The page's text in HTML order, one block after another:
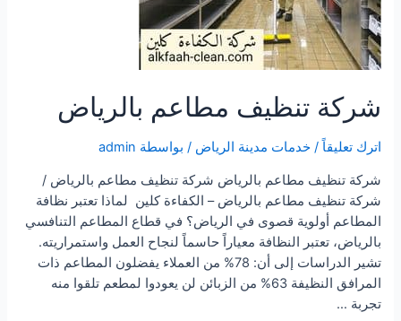
شركة تنظيف مطاعم بالرياض
اترك تعليقاً /خدمات مدينة الرياض / بواسطة admin
شركة تنظيف مطاعم بالرياض شركة تنظيف مطاعم بالرياض /
شركة تنظيف مطاعم بالرياض – الكفاءة كلين لماذا تعتبر نظافة
المطاعم أولوية قصوى في الرياض؟ في قطاع المطاعم التنافسي
بالرياض، تعتبر النظافة معياراً حاسماً لنجاح العمل واستمراريته.
تشير الدراسات إلى أن: 78% من العملاء يفضلون المطاعم ذات
المرافق النظيفة 63% من الزبائن لن يعودوا لمطعم تلقوا منه
تجربة …